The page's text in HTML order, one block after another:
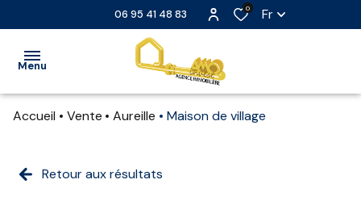
06 95 41 48 83 0 Fr
Menu
VENTE
Accueil Vente Aureille Maison de village
Retour aux résultats